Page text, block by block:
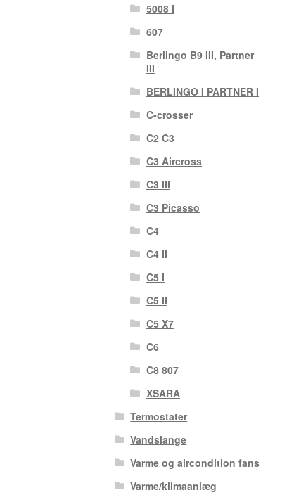
5008 I
607
Berlingo B9 III, Partner
III
BERLINGO I PARTNER I
C-crosser
C2 C3
C3 Aircross
C3 III
C3 Picasso
C4
C4 II
C5 I
C5 II
C5 X7
C6
C8 807
XSARA
Termostater
Vandslange
Varme og aircondition fans
Varme/klimaanlæg